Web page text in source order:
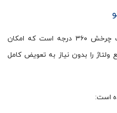
VUVS مجهز به بوبین‌ با قابلیت چرخش ۳۶۰ درجه است که امکان
ولتاژ را بدون نیاز به تعویض کامل
است: